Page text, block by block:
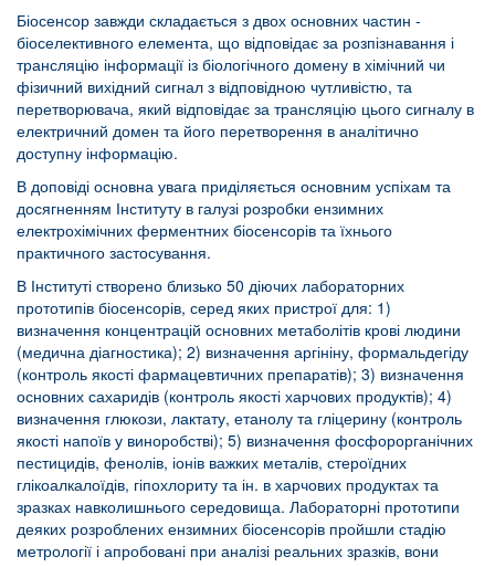
Біосенсор завжди складається з двох основних частин -
біоселективного елемента, що відповідає за розпізнавання і
трансляцію інформації із біологічного домену в хімічний чи
фізичний вихідний сигнал з відповідною чутливістю, та
перетворювача, який відповідає за трансляцію цього сигналу в
електричний домен та його перетворення в аналітично
доступну інформацію.
В доповіді основна увага приділяється основним успіхам та
досягненням Інституту в галузі розробки ензимних
електрохімічних ферментних біосенсорів та їхнього
практичного застосування.
В Інституті створено близько 50 діючих лабораторних
прототипів біосенсорів, серед яких пристрої для: 1)
визначення концентрацій основних метаболітів крові людини
(медична діагностика); 2) визначення аргініну, формальдегіду
(контроль якості фармацевтичних препаратів); 3) визначення
основних сахаридів (контроль якості харчових продуктів); 4)
визначення глюкози, лактату, етанолу та гліцерину (контроль
якості напоїв у виноробстві); 5) визначення фосфорорганічних
пестицидів, фенолів, іонів важких металів, стероїдних
глікоалкалоїдів, гіпохлориту та ін. в харчових продуктах та
зразках навколишнього середовища. Лабораторні прототипи
деяких розроблених ензимних біосенсорів пройшли стадію
метрології і апробовані при аналізі реальних зразків, вони